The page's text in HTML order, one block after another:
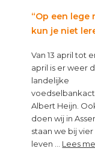
van
“Op een lege
kun je niet
Van 13 april tot
april is er weer
landelijke
Albert Heijn.
doen wij in
staan we bij
leven … Lees